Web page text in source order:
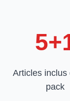
Articles inclus
pack